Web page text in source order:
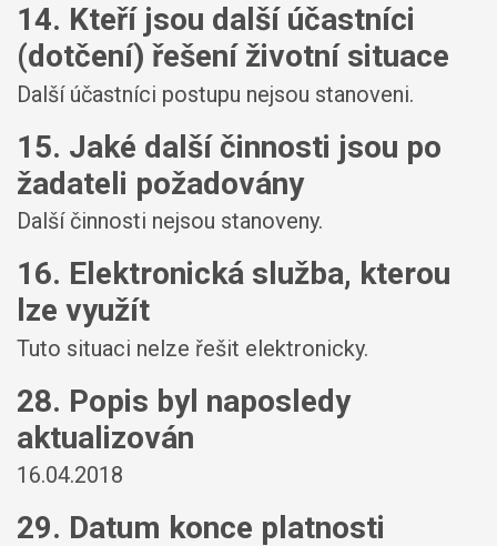
14. Kteří jsou další účastníci
(dotčení) řešení životní situace
Další účastníci postupu nejsou stanoveni.
15. Jaké další činnosti jsou po
žadateli požadovány
Další činnosti nejsou stanoveny.
16. Elektronická služba, kterou
lze využít
Tuto situaci nelze řešit elektronicky.
28. Popis byl naposledy
aktualizován
16.04.2018
29. Datum konce platnosti